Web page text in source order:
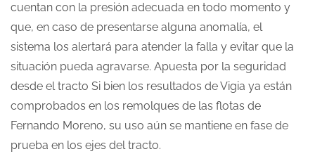
cuentan con la presión adecuada en todo momento y
que, en caso de presentarse alguna anomalía, el
sistema los alertará para atender la falla y evitar que la
situación pueda agravarse. Apuesta por la seguridad
desde el tracto Si bien los resultados de Vigia ya están
comprobados en los remolques de las flotas de
Fernando Moreno, su uso aún se mantiene en fase de
prueba en los ejes del tracto.